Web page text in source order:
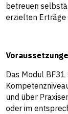
betreuen
erzielten Erträge
Das Modul
und über
oder im